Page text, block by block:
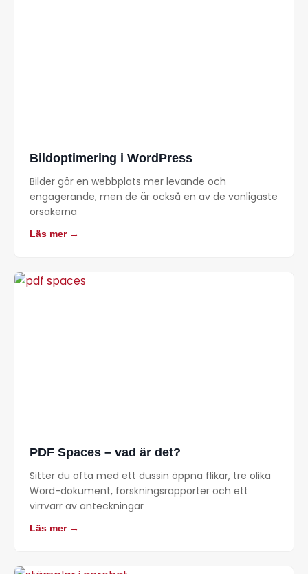
Bildoptimering i WordPress
Bilder gör en webbplats mer levande och
engagerande, men de är också en av de vanligaste
orsakerna
Läs mer →
PDF Spaces – vad är det?
Sitter du ofta med ett dussin öppna flikar, tre olika
Word-dokument, forskningsrapporter och ett
virrvarr av anteckningar
Läs mer →